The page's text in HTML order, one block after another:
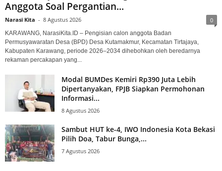
Anggota Soal Pergantian...
Narasi Kita - 8 Agustus 2026 0
KARAWANG, NarasiKita.ID – Pengisian calon anggota Badan
Permusyawaratan Desa (BPD) Desa Kutamakmur, Kecamatan Tirtajaya,
Kabupaten Karawang, periode 2026–2034 dihebohkan oleh beredarnya
rekaman percakapan yang...
Modal BUMDes Kemiri Rp390 Juta Lebih
Dipertanyakan, FPJB Siapkan Permohonan
Informasi...
8 Agustus 2026
Sambut HUT ke-4, IWO Indonesia Kota Bekasi
Pilih Doa, Tabur Bunga,...
7 Agustus 2026